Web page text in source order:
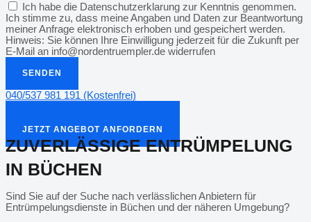
Ich habe die Datenschutzerklarung zur Kenntnis genommen.
Ich stimme zu, dass meine Angaben und Daten zur Beantwortung
meiner Anfrage elektronisch erhoben und gespeichert werden.
Hinweis: Sie können Ihre Einwilligung jederzeit für die Zukunft per
E-Mail an info@nordentruempler.de widerrufen
SENDEN
040/537 981 191 (Kostenfrei)
JETZT ANGEBOT ANFORDERN
ZUVERLÄSSIGE ENTRÜMPELUNG
IN BÜCHEN
Sind Sie auf der Suche nach verlässlichen Anbietern für
Entrümpelungsdienste in Büchen und der näheren Umgebung?